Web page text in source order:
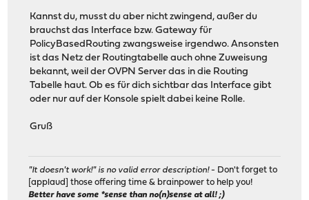
Kannst du, musst du aber nicht zwingend, außer du
brauchst das Interface bzw. Gateway für
PolicyBasedRouting zwangsweise irgendwo. Ansonsten
ist das Netz der Routingtabelle auch ohne Zuweisung
bekannt, weil der OVPN Server das in die Routing
Tabelle haut. Ob es für dich sichtbar das Interface gibt
oder nur auf der Konsole spielt dabei keine Rolle.
Gruß
"It doesn't work!" is no valid error description!- Don't forget to
[applaud] those offering time & brainpower to help you!
Better have some *sense than no(n)sense at all! ;)